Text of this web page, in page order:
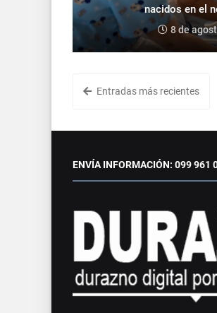
nacidos en el
8 de
Entradas más recientes
ENVÍA INFORMACIÓN: 099 961